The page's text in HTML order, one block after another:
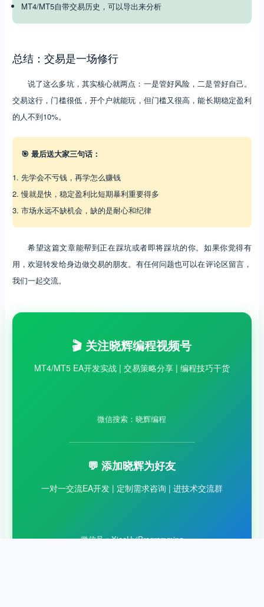
MT4/MT5自带交易历史，可以导出来分析
总结：交易是一场修行
说了这么多坑，其实核心就两点：一是管好风险，二是管好自己。
交易这行，门槛很低，开个户就能玩，但门槛又很高，能长期稳定盈利
的人不到10%。
🎯 最后送大家三句话：
先学会不亏钱，再学怎么赚钱
慢就是快，稳定盈利比短期暴利重要得多
市场永远不缺机会，缺的是耐心和纪律
希望这篇文章能帮到正在踩坑或者即将踩坑的你。如果你觉得有
用，欢迎转发给身边做交易的朋友。有任何问题也可以在评论区留言，
我们一起交流。
🎬 关注晓辉编程视频号
MT4/MT5 EA开发实战 | 交易策略分享 | 编程技巧干货
微信搜索：晓辉编程
💬 添加晓辉为好友
一对一交流EA开发 | 定制需求咨询 | 进技术交流群
微信号：XiaoHuiProgramming